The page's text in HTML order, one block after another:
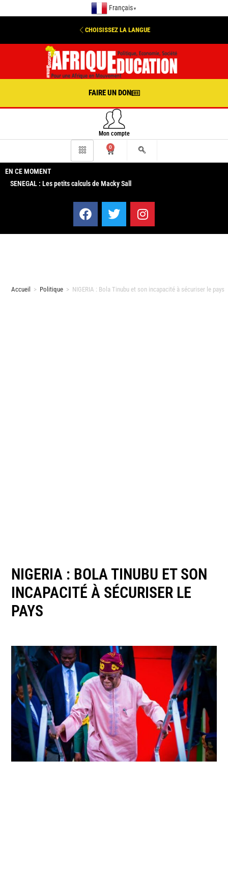
Français ▼
CHOISISSEZ LA LANGUE
FAIRE UN DON
Mon compte
0
EN CE MOMENT
SENEGAL : Les petits calculs de Macky Sall
Accueil > Politique > NIGERIA : Bola Tinubu et son incapacité à sécuriser le pays
NIGERIA : BOLA TINUBU ET SON
INCAPACITÉ À SÉCURISER LE
PAYS